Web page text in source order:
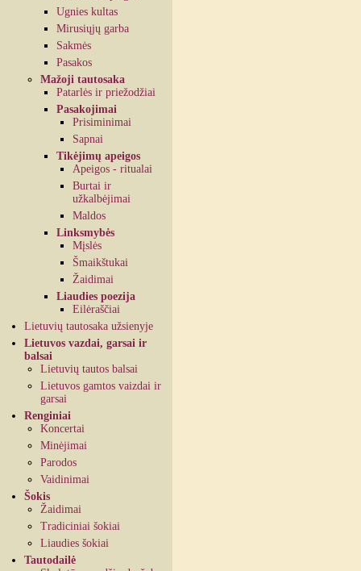
Ugnies kultas
Mirusiųjų garba
Sakmės
Pasakos
Mažoji tautosaka
Patarlės ir priežodžiai
Pasakojimai
Prisiminimai
Sapnai
Tikėjimų apeigos
Apeigos - ritualai
Burtai ir
užkalbėjimai
Maldos
Linksmybės
Mįslės
Šmaikštukai
Žaidimai
Liaudies poezija
Eilėraščiai
Lietuvių tautosaka užsienyje
Lietuvos vazdai, garsai ir
balsai
Lietuvių tautos balsai
Lietuvos gamtos vaizdai ir
garsai
Renginiai
Koncertai
Minėjimai
Parodos
Vaidinimai
Šokis
Žaidimai
Tradiciniai šokiai
Liaudies šokiai
Tautodailė